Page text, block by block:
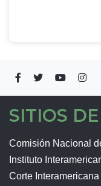
SITIOS
Comisión Nacional
Instituto
Corte